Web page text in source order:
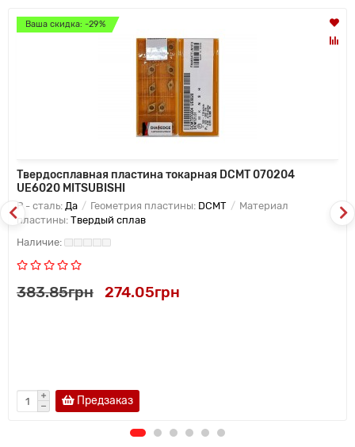
Ваша скидка: -29%
Твердосплавная пластина токарная DCMT 070204
UE6020 MITSUBISHI
P - сталь: Да Геометрия пластины: DCMT
Материал
пластины: Твердый сплав
383.85грн 274.05грн
Предзаказ